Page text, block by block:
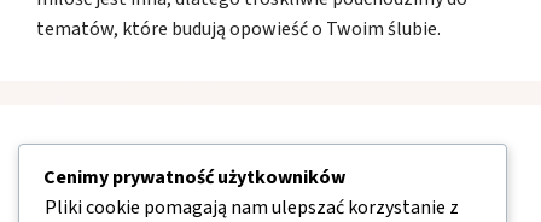
tematów, które budują opowieść o Twoim ślubie.
Cenimy prywatność użytkowników
Pliki cookie pomagają nam ulepszać korzystanie z